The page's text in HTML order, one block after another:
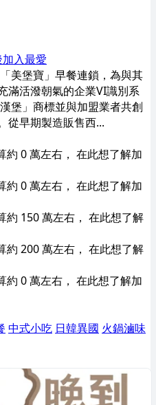
入最愛
美堡寶」早餐連鎖，為與其
滿活潑朝氣的企業VI識別系
堡」商標並與加盟業者共創
從早期製造販售西...
約 0 萬左右， 在此想了解加
約 0 萬左右， 在此想了解加
約 150 萬左右， 在此想了解
約 200 萬左右， 在此想了解
約 0 萬左右， 在此想了解加
中式小吃 日韓異國 火鍋滷味